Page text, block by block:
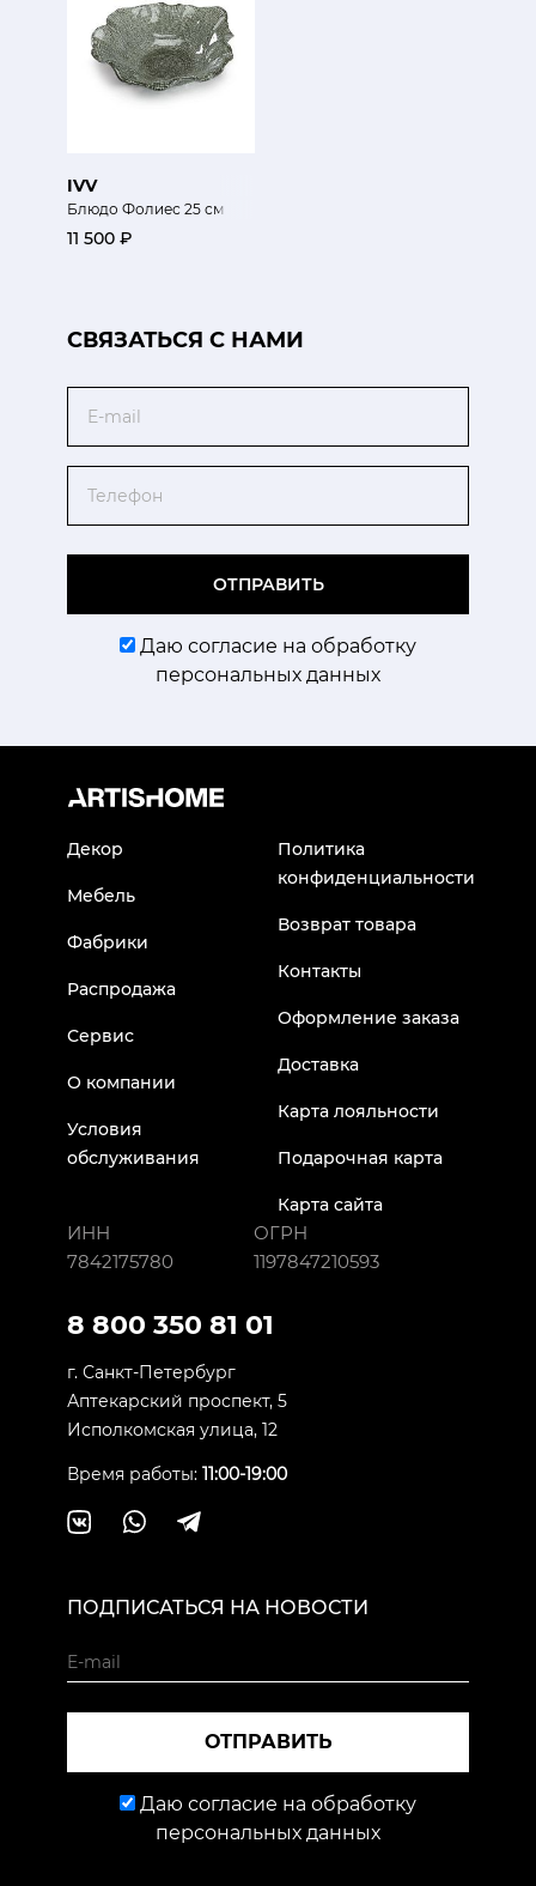
IVV
Блюдо Фолиес 25 см
11 500 ₽
CВЯЗАТЬСЯ С НАМИ
ОТПРАВИТЬ
Даю согласие на обработку
персональных данных
Декор
Мебель
Фабрики
Распродажа
Сервис
О компании
Условия
обслуживания
Политика
конфиденциальности
Возврат товара
Контакты
Оформление заказа
Доставка
Карта лояльности
Подарочная карта
Карта сайта
ИНН
7842175780
ОГРН
1197847210593
8 800 350 81 01
г. Санкт-Петербург
Аптекарский проспект, 5
Исполкомская улица, 12
Время работы: 11:00-19:00
ПОДПИСАТЬСЯ НА НОВОСТИ
ОТПРАВИТЬ
Даю согласие на обработку
персональных данных